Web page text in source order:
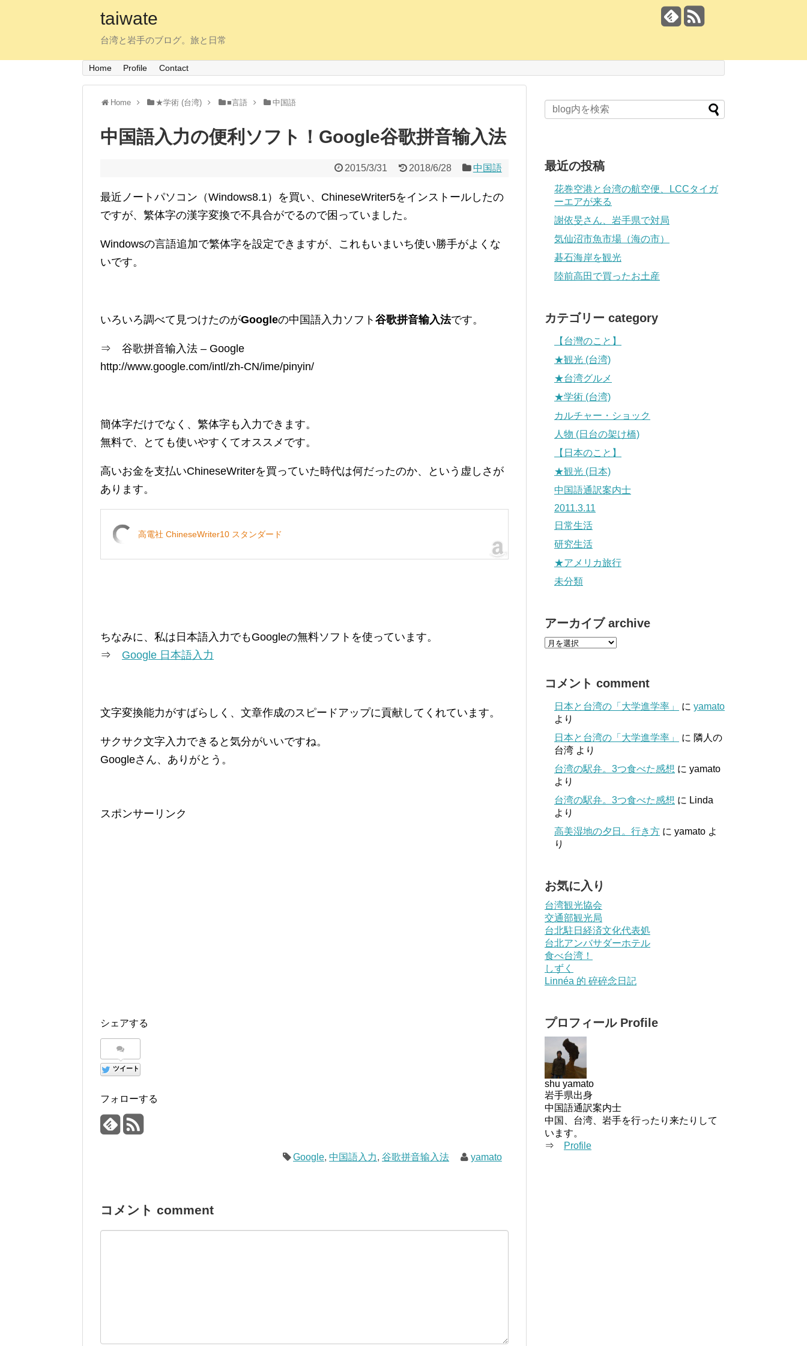
taiwate
台湾と岩手のブログ。旅と日常
Home Profile Contact
Home ★学術 (台湾) ■言語 中国語
中国語入力の便利ソフト！Google谷歌拼音输入法
2015/3/31 2018/6/28 中国語
最近ノートパソコン（Windows8.1）を買い、ChineseWriter5をインストールしたの
ですが、繁体字の漢字変換で不具合がでるので困っていました。
Windowsの言語追加で繁体字を設定できますが、これもいまいち使い勝手がよくな
いです。
いろいろ調べて見つけたのがGoogleの中国語入力ソフト 谷歌拼音输入法です。
⇒ 谷歌拼音输入法 – Google
http://www.google.com/intl/zh-CN/ime/pinyin/
簡体字だけでなく、繁体字も入力できます。
無料で、とても使いやすくてオススメです。
高いお金を支払いChineseWriterを買っていた時代は何だったのか、という虚しさが
あります。
高電社 ChineseWriter10 スタンダード
ちなみに、私は日本語入力でもGoogleの無料ソフトを使っています。
⇒ Google 日本語入力
文字変換能力がすばらしく、文章作成のスピードアップに貢献してくれています。
サクサク文字入力できると気分がいいですね。
Googleさん、ありがとう。
スポンサーリンク
シェアする
ツイート
フォローする
Google,中国語入力,谷歌拼音输入法 yamato
コメント comment
最近の投稿
花巻空港と台湾の航空便、LCCタイガ
ーエアが来る
謝依旻さん、岩手県で対局
気仙沼市魚市場（海の市）
碁石海岸を観光
陸前高田で買ったお土産
カテゴリー category
【台灣のこと】
★観光 (台湾)
★台湾グルメ
★学術 (台湾)
カルチャー・ショック
人物 (日台の架け橋)
【日本のこと】
★観光 (日本)
中国語通訳案内士
2011.3.11
日常生活
研究生活
★アメリカ旅行
未分類
アーカイブ archive
コメント comment
日本と台湾の「大学進学率」 に yamato
より
日本と台湾の「大学進学率」
に 隣人の
台湾 より
台湾の駅弁。3つ食べた感想 に yamato
より
台湾の駅弁。3つ食べた感想 に Linda
より
高美湿地の夕日。行き方 に yamato よ
り
お気に入り
台湾観光協会
交通部観光局
台北駐日経済文化代表処
台北アンバサダーホテル
食べ台湾！
しずく
Linnéa 的 碎碎念日記
プロフィール Profile
shu yamato
岩手県出身
中国語通訳案内士
中国、台湾、岩手を行ったり来たりして
います。
⇒
Profile